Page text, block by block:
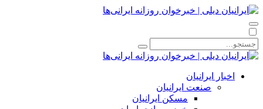
اخبار ایرانیان
صنعت ایرانیان
مسکن ایرانیان